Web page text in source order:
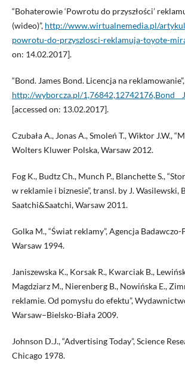
“Bohaterowie ‘Powrotu do przyszłości’
(wideo)”, http://www.wirtualnemedia.pl/
powrotu-do-przyszlosci-reklamuja-toyote-
on: 14.02.2017].
“Bond. James Bond. Licencja na reklamowanie”,
http://wyborcza.pl/
[accessed on: 13.02.2017].
Czubała A., Jonas A., Smoleń T., Wiktor J.W.,
Wolters Kluwer Polska, Warsaw 2012.
Fog K., Budtz Ch., Munch P., Blanchette S.,
w reklamie i biznesie”, transl. by J. Wasilewski,
Saatchi&Saatchi, Warsaw 2011.
Golka M., “Świat reklamy”, Agencja
Warsaw 1994.
Janiszewska K., Korsak R., Kwarciak B.,
Magdziarz M., Nierenberg B., Nowińska E.,
reklamie. Od pomysłu do efektu”,
Warsaw–Bielsko-Biała 2009.
Johnson D.J., “Advertising Today”, Science
Chicago 1978.